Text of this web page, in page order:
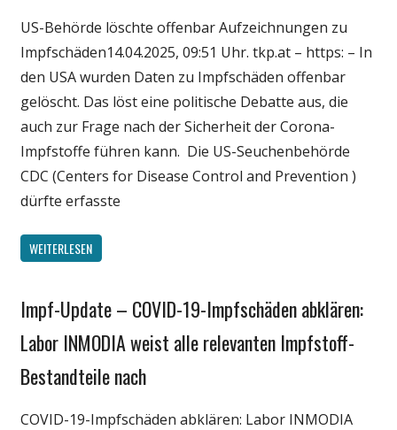
Wirtschaft
Wissenschaft
US-Behörde löschte offenbar Aufzeichnungen zu
Impfschäden14.04.2025, 09:51 Uhr. tkp.at – https: – In
den USA wurden Daten zu Impfschäden offenbar
gelöscht. Das löst eine politische Debatte aus, die
auch zur Frage nach der Sicherheit der Corona-
Impfstoffe führen kann. Die US-Seuchenbehörde
CDC (Centers for Disease Control and Prevention )
dürfte erfasste
WEITERLESEN
Gesellschaft
Medien
Wirtschaft
Wissenschaft
Impf-Update – COVID-19-Impfschäden abklären:
Labor INMODIA weist alle relevanten Impfstoff-
Bestandteile nach
COVID-19-Impfschäden abklären: Labor INMODIA